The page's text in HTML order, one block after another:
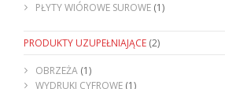
PŁYTY WIÓROWE SUROWE (1)
PRODUKTY UZUPEŁNIAJĄCE (2)
OBRZEŻA (1)
WYDRUKI CYFROWE (1)